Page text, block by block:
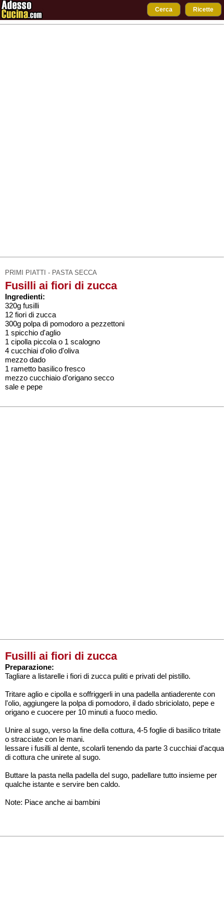
Cerca Ricette
PRIMI PIATTI - PASTA SECCA
Fusilli ai fiori di zucca
Ingredienti:
320g fusilli
12 fiori di zucca
300g polpa di pomodoro a pezzettoni
1 spicchio d'aglio
1 cipolla piccola o 1 scalogno
4 cucchiai d'olio d'oliva
mezzo dado
1 rametto basilico fresco
mezzo cucchiaio d'origano secco
sale e pepe
Fusilli ai fiori di zucca
Preparazione:
Tagliare a listarelle i fiori di zucca puliti e privati del pistillo.
Tritare aglio e cipolla e soffriggerli in una padella antiaderente con
l'olio, aggiungere la polpa di pomodoro, il dado sbriciolato, pepe e
origano e cuocere per 10 minuti a fuoco medio.
Unire al sugo, verso la fine della cottura, 4-5 foglie di basilico tritate
o stracciate con le mani.
lessare i fusilli al dente, scolarli tenendo da parte 3 cucchiai d'acqua
di cottura che unirete al sugo.
Buttare la pasta nella padella del sugo, padellare tutto insieme per
qualche istante e servire ben caldo.
Note: Piace anche ai bambini